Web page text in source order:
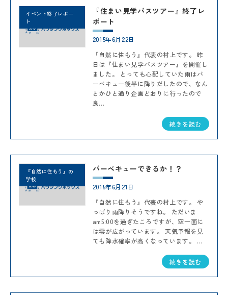
イベント終了レポー
ト
『住まい見学バスツアー』終了レ
ポート
2015年6月22日
『自然に住もう』代表の村上です。 昨
日は『住まい見学バスツアー』を開催し
ました。 とっても心配していた雨はバ
ーベキュー後半に降りだしたので、なん
とかひと通り企画どおりに行ったので
良...
続きを読む
『自然に住もう』の
学校
バーベキューできるか！？
2015年6月21日
『自然に住もう』代表の村上です。 や
っぱり雨降りそうですね。 ただいま
am5:00を過ぎたころですが、空一面に
は雲が広がっています。 天気予報を見
ても降水確率が高くなっています。 ...
続きを読む